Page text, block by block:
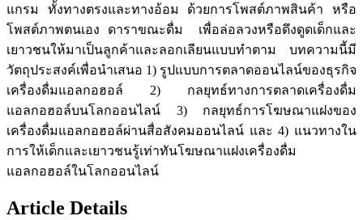
แกรม ทั้งทางตรงและทางอ้อม ด้วยการโพสต์ภาพสินค้า หรือ
โพสต์ภาพตนเอง ดาราขณะดื่ม เพื่อล่อลวงหรือดึงดูดเด็กและ
เยาวชนให้มาเป็นลูกค้าและลอกเลียนแบบทำตาม บทความนี้มี
วัตถุประสงค์เพื่อนำเสนอ 1) รูปแบบการตลาดออนไลน์ของธุรกิจ
เครื่องดื่มแอลกอฮอล์ 2) กลยุทธ์ทางการตลาดเครื่องดื่ม
แอลกอฮอล์บนโลกออนไลน์ 3) กลยุทธ์การโฆษณาแฝงของ
เครื่องดื่มแอลกอฮอล์ผ่านสื่อสังคมออนไลน์ และ 4) แนวทางใน
การให้เด็กและเยาวชนรู้เท่าทันโฆษณาแฝงเครื่องดื่ม
แอลกอฮอล์ในโลกออนไลน์
Article Details